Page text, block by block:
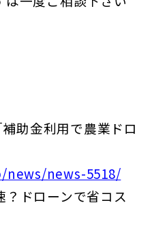
助金利用で農業ドロ
news-5518/
ドローンで省コス